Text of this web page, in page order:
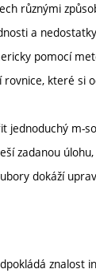
různými
a
pomocí
rovnice, které si
jednoduchý m-
zadanou úlohu,
dokáží
znalost